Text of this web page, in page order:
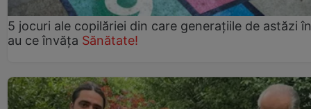
5 jocuri ale copilăriei din care generațiile de astăzi
au ce învăța Sănătate!